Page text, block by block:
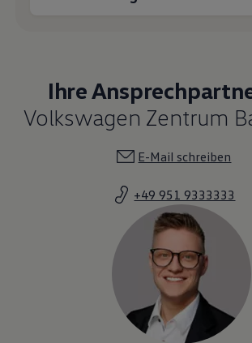
Ihre
Volkswagen Zentrum
E-Mail schreiben
+49 951 9333333